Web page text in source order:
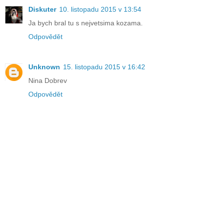
Diskuter 10. listopadu 2015 v 13:54
Ja bych bral tu s nejvetsima kozama.
Odpovědět
Unknown 15. listopadu 2015 v 16:42
Nina Dobrev
Odpovědět